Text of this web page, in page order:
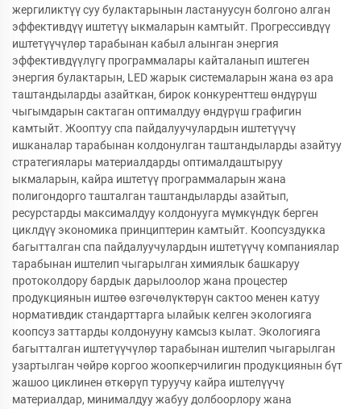
жергиликтүү суу булактарынын ластануусун болгоно алган
эффективдүү иштетүү ыкмаларын камтыйт. Прогрессивдүү
иштетүүчүлөр тарабынан кабыл алынган энергия
эффективдүүлүгү программалары кайталанып иштеген
энергия булактарын, LED жарык системаларын жана өз ара
таштандыларды азайткан, бирок конкуренттеш өндүрүш
чыгымдарын сактаган оптималдуу өндүрүш графигин
камтыйт. Жооптуу спа пайдалуучулардын иштетүүчү
ишканалар тарабынан колдонулган таштандыларды азайтуу
стратегиялары материалдарды оптималдаштыруу
ыкмаларын, кайра иштетүү программаларын жана
полигондорго ташталган таштандыларды азайтып,
ресурстарды максималдуу колдонууга мүмкүндүк берген
циклдүү экономика принциптерин камтыйт. Коопсуздукка
багытталган спа пайдалуучулардын иштетүүчү компаниялар
тарабынан иштелип чыгарылган химиялык башкаруу
протоколдору бардык дарылоолор жана процестер
продукциянын иштөө өзгөчөлүктөрүн сактоо менен катуу
нормативдик стандарттарга ылайык келген экологияга
коопсуз заттарды колдонууну камсыз кылат. Экологияга
багытталган иштетүүчүлөр тарабынан иштелип чыгарылган
узартылган чөйрө коргоо жоопкерчилигин продукциянын бүт
жашоо циклинен өткөрүп туруучу кайра иштелүүчү
материалдар, минималдуу жабуу долбоорлору жана